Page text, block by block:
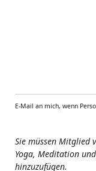
E-Mail an mich, wenn
Sie müssen Mitglied
Yoga, Meditation
hinzuzufügen.